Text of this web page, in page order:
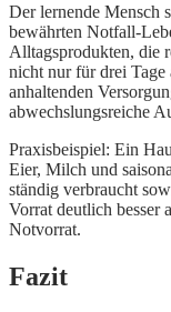
Der lernende Mensch
bewährten Notfall-
Alltagsprodukten, die
nicht nur für drei Tage
anhaltenden
abwechslungsreiche
Praxisbeispiel: Ein
Eier, Milch und
ständig verbraucht
Vorrat deutlich besser
Notvorrat.
Fazit